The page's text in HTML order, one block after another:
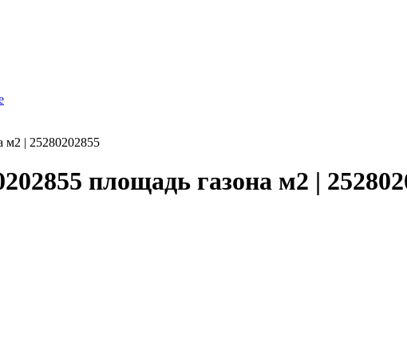
м2 | 25280202855
площадь газона м2 |